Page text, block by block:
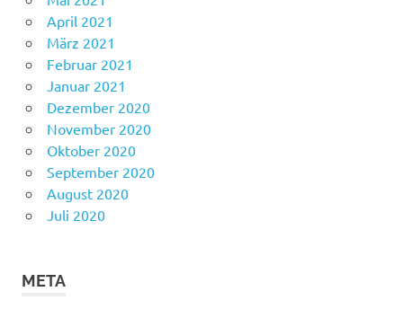
April 2021
März 2021
Februar 2021
Januar 2021
Dezember 2020
November 2020
Oktober 2020
September 2020
August 2020
Juli 2020
META